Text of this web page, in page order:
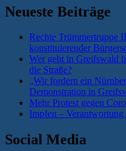
Neueste Beiträge
Rechte Trümmertruppe
konstituierender
Wer geht in Greifswald
die Straße?
„Wir fordern ein
Demonstration in
Mehr Protest gegen
Impfen –
Social Media